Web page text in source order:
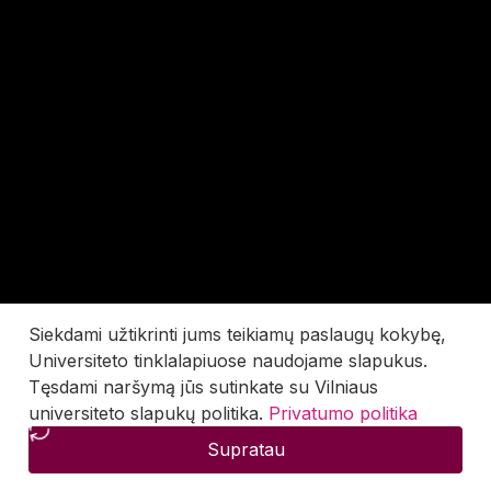
Siekdami užtikrinti jums teikiamų paslaugų kokybę,
Universiteto tinklalapiuose naudojame slapukus.
Tęsdami naršymą jūs sutinkate su Vilniaus
universiteto slapukų politika. Privatumo politika
Supratau